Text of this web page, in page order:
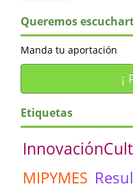
Queremos
Manda tu aportación
¡
Etiquetas
MIPYMES